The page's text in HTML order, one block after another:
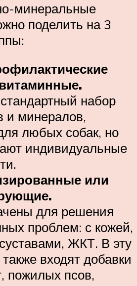
минеральные
поделить на 3
набор
и минералов,
любых собак, но
индивидуальные
или
для решения
проблем: с кожей,
ЖКТ. В эту
входят добавки
пожилых псов,